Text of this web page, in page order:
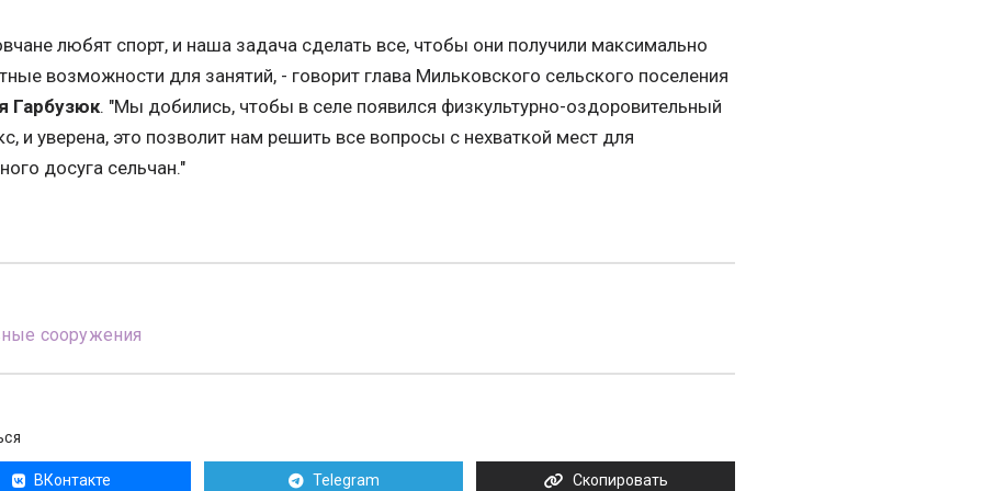
любят спорт, и наша задача сделать все, чтобы они получили максимально
возможности для занятий, - говорит глава Мильковского сельского поселения
Гарбузюк. "Мы добились, чтобы в селе появился физкультурно-оздоровительный
и уверена, это позволит нам решить все вопросы с нехваткой мест для
досуга сельчан."
сооружения
ВКонтакте Telegram Скопировать